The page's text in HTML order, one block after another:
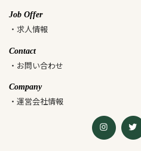
Job Offer
・求人情報
Contact
・お問い合わせ
Company
・運営会社情報